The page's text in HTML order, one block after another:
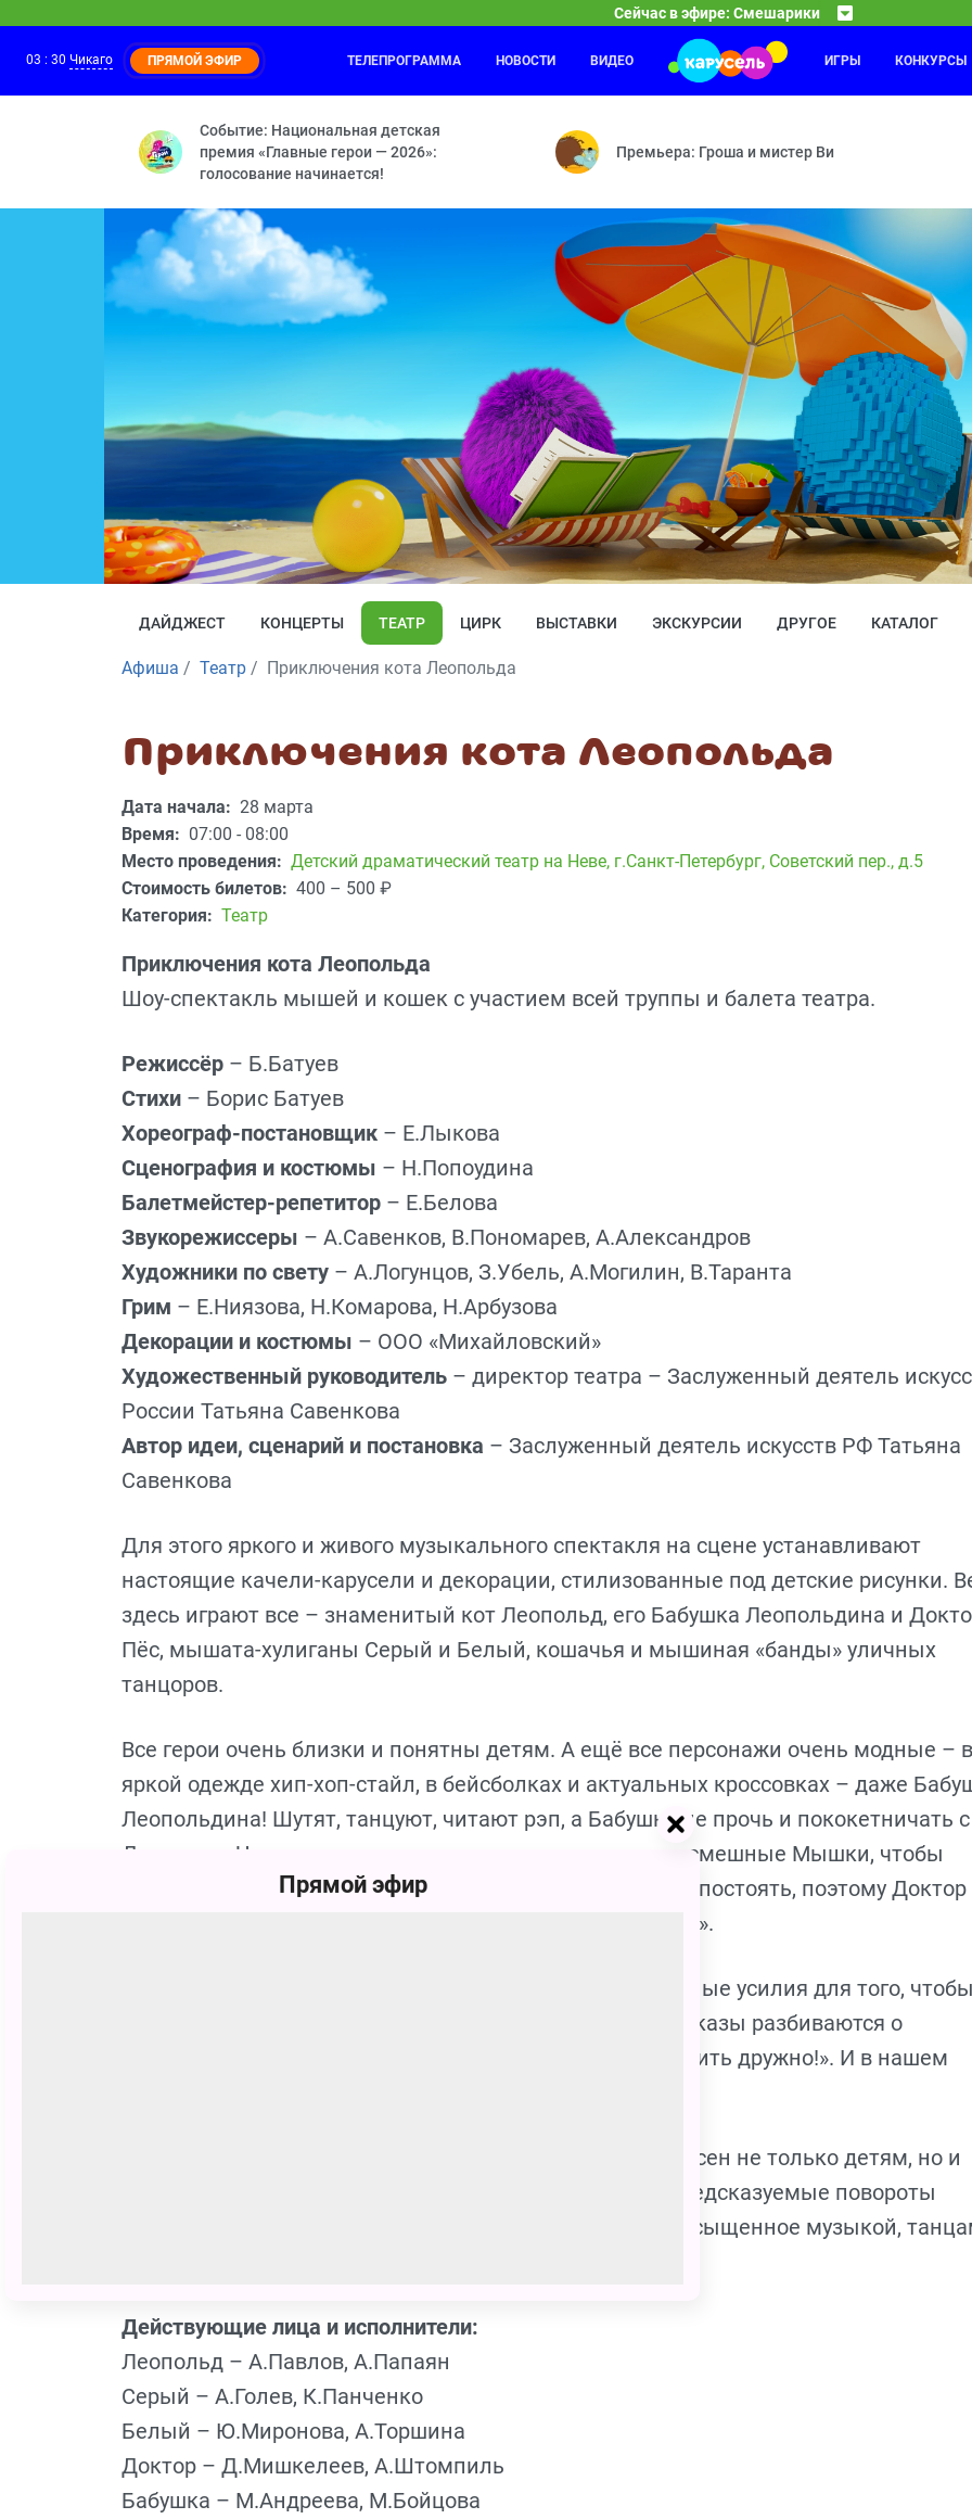
Сейчас в эфире: Смешарики
03:00
Смешарики 10
03 : 30 Чикаго ПРЯМОЙ ЭФИР ТЕЛЕПРОГРАММА НОВОСТИ ВИДЕО ИГРЫ КОНКУРСЫ
Событие: Национальная детская
премия «Главные герои — 2026»:
голосование начинается!
Премьера: Гроша и мистер Ви
ДАЙДЖЕСТ КОНЦЕРТЫ ТЕАТР ЦИРК ВЫСТАВКИ ЭКСКУРСИИ ДРУГОЕ КАТАЛОГ
Афиша Театр Приключения кота Леопольда
Приключения кота Леопольда
Дата начала: 28 марта
Время: 07:00 - 08:00
Место проведения: Детский драматический театр на Неве, г.Санкт-Петербург, Советский пер., д.5
Стоимость билетов: 400 – 500 ₽
Категория: Театр
Приключения кота Леопольда
Шоу-спектакль мышей и кошек с участием всей труппы и балета театра.
Режиссёр – Б.Батуев
Стихи – Борис Батуев
Хореограф-постановщик – Е.Лыкова
Сценография и костюмы – Н.Попоудина
Балетмейстер-репетитор – Е.Белова
Звукорежиссеры – А.Савенков, В.Пономарев, А.Александров
Художники по свету – А.Логунцов, З.Убель, А.Могилин, В.Таранта
Грим – Е.Ниязова, Н.Комарова, Н.Арбузова
Декорации и костюмы – ООО «Михайловский»
Художественный руководитель – директор театра – Заслуженный деятель
России Татьяна Савенкова
Автор идеи, сценарий и постановка – Заслуженный деятель искусств РФ Татьяна
Савенкова
Для этого яркого и живого музыкального спектакля на сцене устанавливают
настоящие качели-карусели и декорации, стилизованные под детские рисунки.
здесь играют все – знаменитый кот Леопольд, его Бабушка Леопольдина и
Пёс, мышата-хулиганы Серый и Белый, кошачья и мышиная «банды» уличных
танцоров.
Все герои очень близки и понятны детям. А ещё все персонажи очень модные – в
яркой одежде хип-хоп-стайл, в бейсболках и актуальных кроссовках – даже
Леопольдина! Шутят, танцуют, читают рэп, а Бабушка не прочь и пококетничать с
Доктором. Чего только не придумывают уморительно смешные Мышки, чтобы
«насолить» доброму Коту! А он совсем не умеет за себя постоять, поэтому
вынужден прописать добродушному мурлыке «Озверин».
Шкодливые Серый и Белый предпринимают невероятные усилия для того,
найти это волшебное лекарство. Но все их дерзкие проказы разбиваются о
добродушие Леопольда и его девиз: «Ребята, давайте жить дружно!». И в нашем
Этот спектакль для семейного просмотра будет интересен не только детям, но и
взрослым. Ребятам понравятся забавные герои и непредсказуемые повороты
сюжета. Взрослые оценят спектакль, как яркое шоу, насыщенное музыкой,
Действующие лица и исполнители:
Леопольд – А.Павлов, А.Папаян
Серый – А.Голев, К.Панченко
Белый – Ю.Миронова, А.Торшина
Доктор – Д.Мишкелеев, А.Штомпиль
Бабушка – М.Андреева, М.Бойцова
Прямой эфир